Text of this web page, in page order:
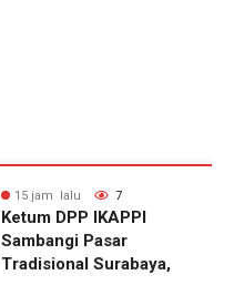
15 jam lalu 11
Wakili Danrem, Kasrem
072/Pamungkas Hadiri
Pembukaan Government